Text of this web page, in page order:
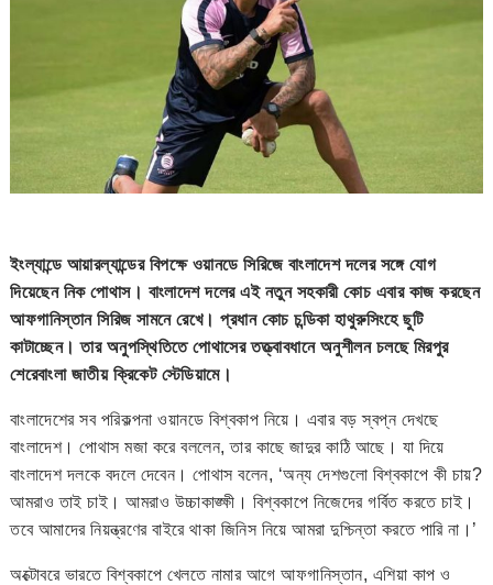
ইংল্যান্ডে আয়ারল্যান্ডের বিপক্ষে ওয়ানডে সিরিজে বাংলাদেশ দলের সঙ্গে যোগ
দিয়েছেন নিক পোথাস। বাংলাদেশ দলের এই নতুন সহকারী কোচ এবার কাজ করছেন
আফগানিস্তান সিরিজ সামনে রেখে। প্রধান কোচ চন্ডিকা হাথুরুসিংহে ছুটি
কাটাচ্ছেন। তার অনুপস্থিতিতে পোথাসের তত্ত্বাবধানে অনুশীলন চলছে মিরপুর
শেরেবাংলা জাতীয় ক্রিকেট স্টেডিয়ামে।
বাংলাদেশের সব পরিকল্পনা ওয়ানডে বিশ্বকাপ নিয়ে। এবার বড় স্বপ্ন দেখছে
বাংলাদেশ। পোথাস মজা করে বললেন, তার কাছে জাদুর কাঠি আছে। যা দিয়ে
বাংলাদেশ দলকে বদলে দেবেন। পোথাস বলেন, ‘অন্য দেশগুলো বিশ্বকাপে কী চায়?
আমরাও তাই চাই। আমরাও উচ্চাকাঙ্ক্ষী। বিশ্বকাপে নিজেদের গর্বিত করতে চাই।
তবে আমাদের নিয়ন্ত্রণের বাইরে থাকা জিনিস নিয়ে আমরা দুশ্চিন্তা করতে পারি না।’
অক্টোবরে ভারতে বিশ্বকাপে খেলতে নামার আগে আফগানিস্তান, এশিয়া কাপ ও